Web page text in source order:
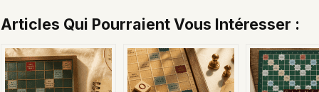
Articles Qui Pourraient Vous Intéresser :